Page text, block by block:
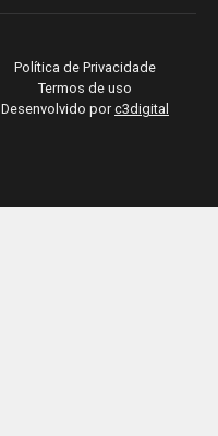
Política de Privacidade
Termos de uso
Desenvolvido por c3digital